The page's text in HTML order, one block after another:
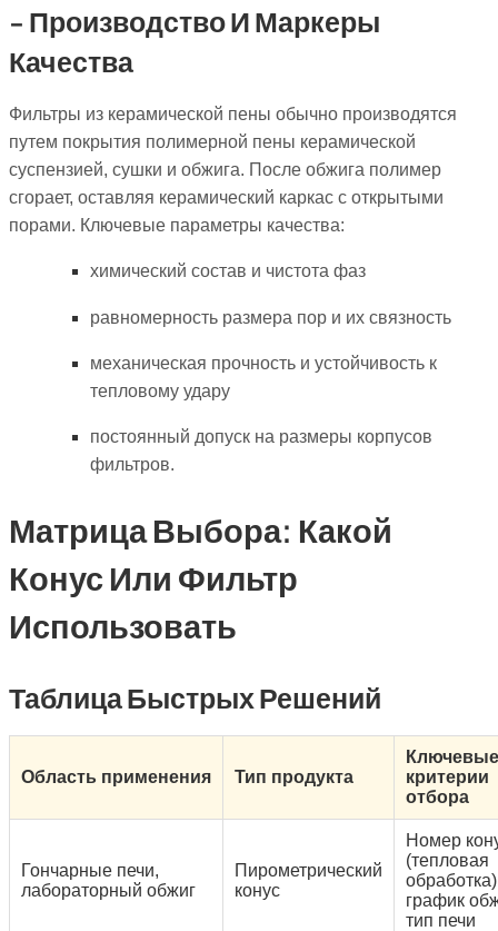
- Производство И Маркеры
Качества
Фильтры из керамической пены обычно производятся
путем покрытия полимерной пены керамической
суспензией, сушки и обжига. После обжига полимер
сгорает, оставляя керамический каркас с открытыми
порами. Ключевые параметры качества:
химический состав и чистота фаз
равномерность размера пор и их связность
механическая прочность и устойчивость к
тепловому удару
постоянный допуск на размеры корпусов
фильтров.
Матрица Выбора: Какой
Конус Или Фильтр
Использовать
Таблица Быстрых Решений
Область применения Тип продукта
Ключевые
критерии
отбора
Гончарные печи,
лабораторный обжиг
Пирометрический
конус
Номер
(тепловая
график
тип печи